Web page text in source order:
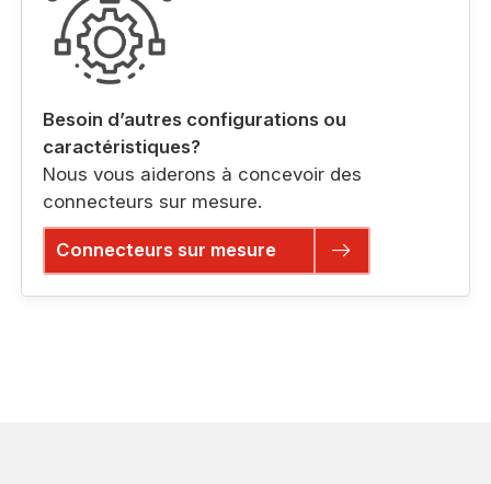
Besoin d’autres configurations ou
caractéristiques?
Nous vous aiderons à concevoir des
connecteurs sur mesure.
Connecteurs sur mesure